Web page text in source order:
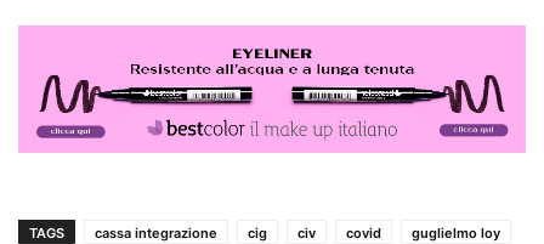
TAGS cassa integrazione cig civ covid
guglielmo loy